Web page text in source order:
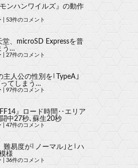
ンハンワイルズ』の動作
53件のコメント
堂、microSD Expressを普
う…
27件のコメント
主人公の性別を｢TypeA｣
ってしまう…
97件のコメント
』ロード時間‥エリア
中27秒､蘇生20秒
| 47件のコメント
難易度が｢ノーマル｣と｢ハ
様
36件のコメント